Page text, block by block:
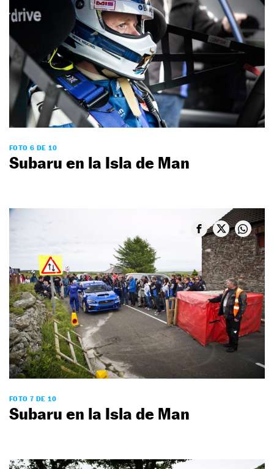
FOTO 6 DE 10
Subaru en la Isla de Man
FOTO 7 DE 10
Subaru en la Isla de Man